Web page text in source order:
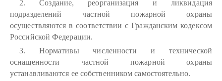
2. Создание, реорганизация и ликвидация
подразделений частной пожарной охраны
осуществляются в соответствии с Гражданским кодексом
Российской Федерации.
3. Нормативы численности и технической
оснащенности частной пожарной охраны
устанавливаются ее собственником самостоятельно.